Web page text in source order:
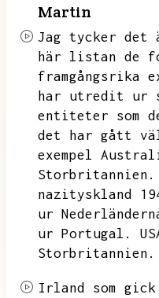
Martin
Jag tycker det
här listan de
framgångsrika
har utredit ur
entiteter som
det har gått
exempel
Storbritannien.
nazityskland
ur
ur Portugal.
Storbritannien.
Irland som